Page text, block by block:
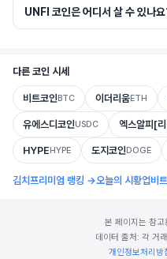
UNFI 코인은 어디서 살 수 있나
다른 코인 시세
비트코인BTC 이더리움ETH
유에스디코인USDC 엑스알피[
HYPEHYPE 도지코인DOGE
김치프리미엄 랭킹 →오늘의 시황업비
본 페이지는 참고
데이터 출처: 각 거
개인정보처리방